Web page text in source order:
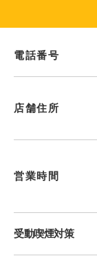
電話番号
店舗住所
営業時間
受動喫煙対策